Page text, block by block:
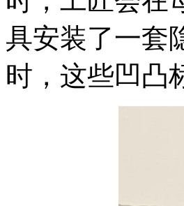
具安装了一套
时，这些凹凸